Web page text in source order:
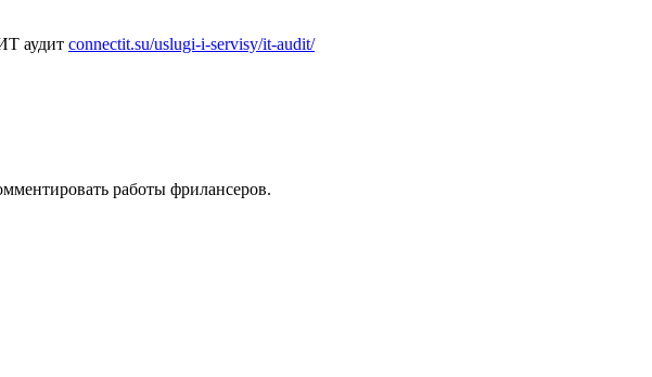
аудит connectit.su/uslugi-i-servisy/it-audit/
работы фрилансеров.